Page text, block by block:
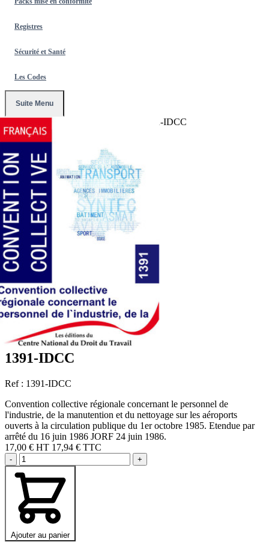
Registres
Sécurité et Santé
Les Codes
Suite Menu
Conventions Collectives 1391-IDCC
1391-IDCC
Ref : 1391-IDCC
Convention collective régionale concernant le personnel de
l'industrie, de la manutention et du nettoyage sur les aéroports
ouverts à la circulation publique du 1er octobre 1985. Etendue par
arrêté du 16 juin 1986 JORF 24 juin 1986.
17,00 € HT 17,94 € TTC
- +
Ajouter au panier